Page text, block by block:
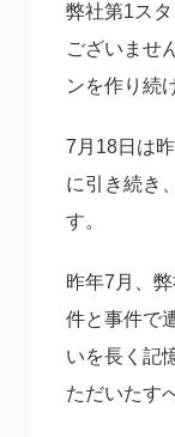
弊社第1ス
ございませ
ンを作り続
7月18日は
に引き続き
す。
昨年7月、
件と事件で
いを長く記
ただいたす